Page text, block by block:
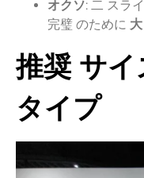
オクソ: 二 スラ
完璧 のために
推奨 サイ
タイプ